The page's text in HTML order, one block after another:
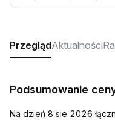
PrzeglądAktualności
Podsumowanie
Na dzień 8 sie 2026